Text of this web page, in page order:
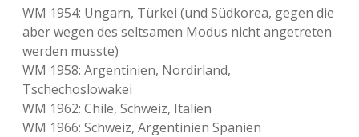
WM 1954: Ungarn, Türkei (und Südkorea, gegen die
aber wegen des seltsamen Modus nicht angetreten
werden musste)
WM 1958: Argentinien, Nordirland,
Tschechoslowakei
WM 1962: Chile, Schweiz, Italien
WM 1966: Schweiz, Argentinien Spanien